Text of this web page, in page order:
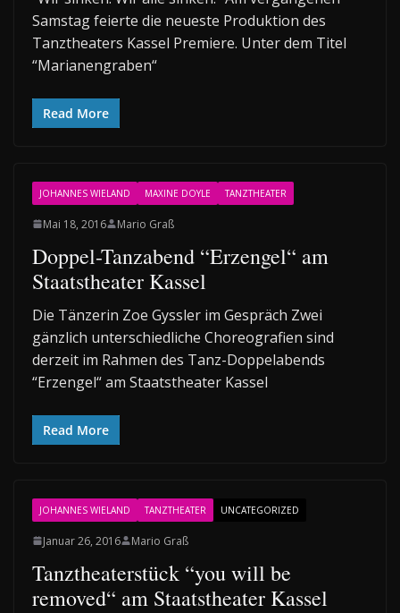
Samstag feierte die neueste Produktion des
Tanztheaters Kassel Premiere. Unter dem Titel
“Marianengraben“
Read More
JOHANNES WIELAND MAXINE DOYLE TANZTHEATER
Mai 18, 2016 Mario Graß
Doppel-Tanzabend “Erzengel“ am
Staatstheater Kassel
Die Tänzerin Zoe Gyssler im Gespräch Zwei
gänzlich unterschiedliche Choreografien sind
derzeit im Rahmen des Tanz-Doppelabends
“Erzengel“ am Staatstheater Kassel
Read More
JOHANNES WIELAND TANZTHEATER UNCATEGORIZED
Januar 26, 2016 Mario Graß
Tanztheaterstück “you will be
removed“ am Staatstheater Kassel